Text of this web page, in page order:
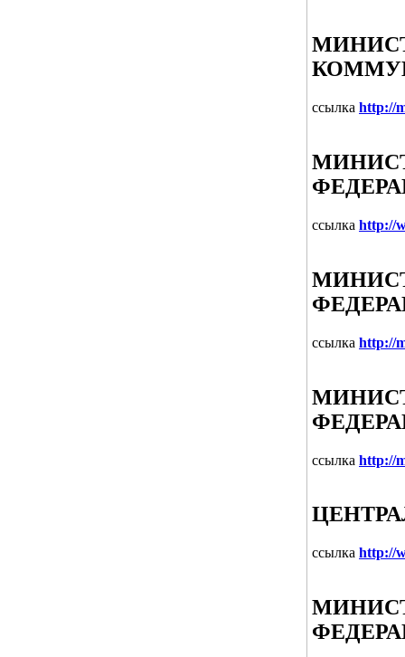
ссылка http://
ссылка http://
ссылка http://
ссылка http://
ссылка http://